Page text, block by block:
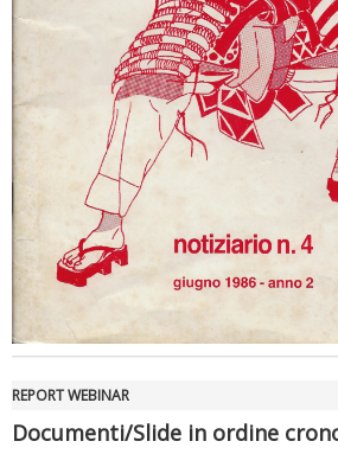
REPORT WEBINAR
Documenti/Slide in ordine